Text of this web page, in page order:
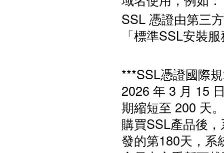
SSL 憑證由第三
「標準SSL安裝
***SSL憑證國際
2026 年 3 月 15
期縮短至 200 天。
購買SSL產品後
發的第180天，系